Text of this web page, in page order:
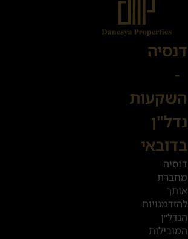
א׳-ה׳
08:00-
00:00
יום ו׳
08:00-
17:00
+972
52
601
2019
דנסיה
-
השקעות
נדל"ן
בדובאי
דנסיה
מחברת
אותך
להזדמנויות
הנדל״ן
המובילות